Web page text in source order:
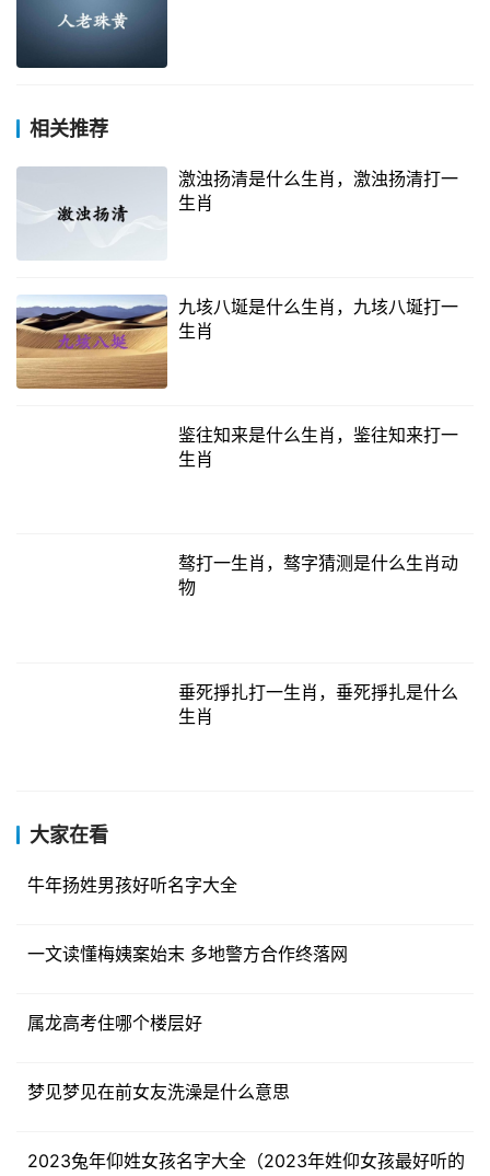
相关推荐
激浊扬清是什么生肖，激浊扬清打一
生肖
九垓八埏是什么生肖，九垓八埏打一
生肖
鉴往知来是什么生肖，鉴往知来打一
生肖
骜打一生肖，骜字猜测是什么生肖动
物
垂死掙扎打一生肖，垂死掙扎是什么
生肖
大家在看
牛年扬姓男孩好听名字大全
一文读懂梅姨案始末 多地警方合作终落网
属龙高考住哪个楼层好
梦见梦见在前女友洗澡是什么意思
2023兔年仰姓女孩名字大全（2023年姓仰女孩最好听的